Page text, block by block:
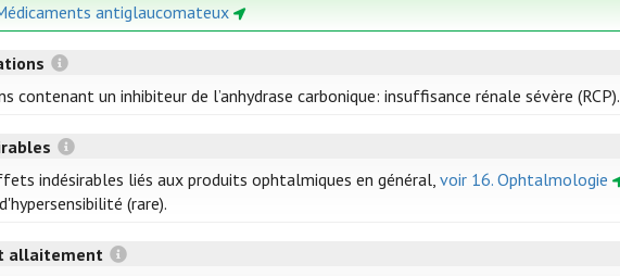
antiglaucomateux
contenant un inhibiteur de l’anhydrase carbonique: insuffisance rénale sévère (RCP).
indésirables liés aux produits ophtalmiques en général,voir 16. Ophtalmologie
(rare).
allaitement